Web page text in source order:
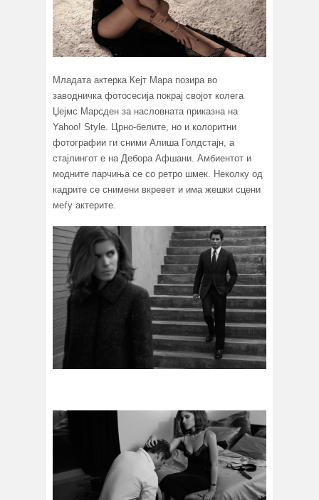
Младата актерка Кејт Мара позира во
заводничка фотосесија покрај својот колега
Џејмс Марсден за насловната приказна на
Yahoo! Style. Црно-белите, но и колоритни
фотографии ги сними Алиша Голдстајн, а
стајлингот е на Дебора Афшани. Амбиентот и
модните парчиња се со ретро шмек. Неколку од
кадрите се снимени вкревет и има жешки сцени
меѓу актерите.